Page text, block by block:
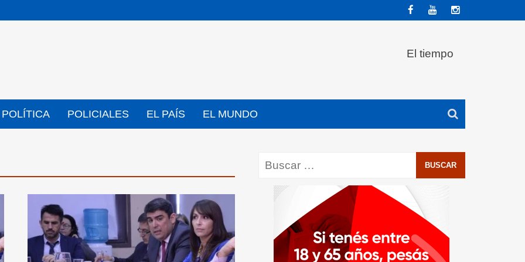
El tiempo
POLÍTICA POLICIALES EL PAÍS EL MUNDO
Buscar: